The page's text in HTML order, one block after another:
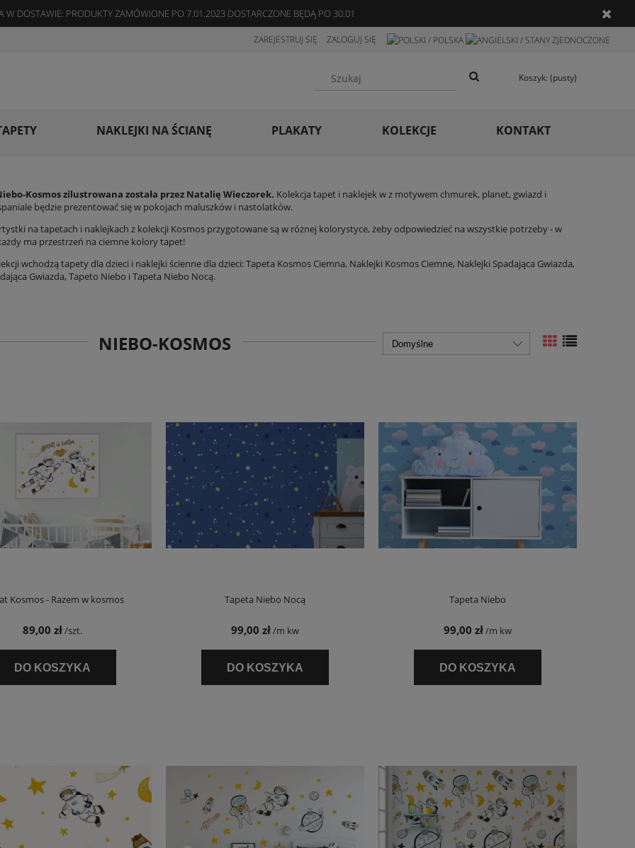
W DOSTAWIE: PRODUKTY ZAMÓWIONE PO 7.01.2023 DOSTARCZONE BĘDĄ PO 30.01
ZAREJESTRUJ SIĘ ZALOGUJ SIĘ
Koszyk: (pusty)
NAKLEJKI NA ŚCIANĘ PLAKATY KOLEKCJE KONTAKT
Kosmos zilustrowana została przez Natalię Wieczorek. Kolekcja tapet i naklejek w z motywem chmurek, planet, gwiazd i
będzie prezentować się w pokojach maluszków i nastolatków.
na tapetach i naklejkach z kolekcji Kosmos przygotowane są w różnej kolorystyce, żeby odpowiedzieć na wszystkie potrzeby - w
ma przestrzeń na ciemne kolory tapet!
wchodzą tapety dla dzieci i naklejki ścienne dla dzieci:Tapeta Kosmos Ciemna, Naklejki Kosmos Ciemne, Naklejki Spadająca Gwiazda,
Gwiazda, Tapeto Niebo i Tapeta Niebo Nocą.
NIEBO-KOSMOS
Kosmos - Razem w kosmos
89,00 zł/szt.
DO KOSZYKA
Tapeta Niebo Nocą
99,00 zł/m kw
DO KOSZYKA
Tapeta Niebo
99,00 zł/m kw
DO KOSZYKA